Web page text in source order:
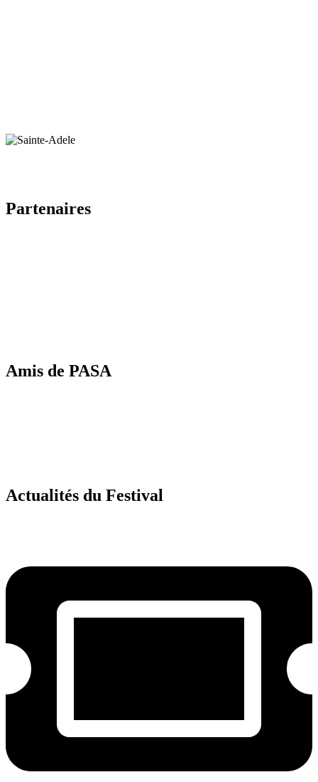
Partenaires
Amis de PASA
Actualités du Festival